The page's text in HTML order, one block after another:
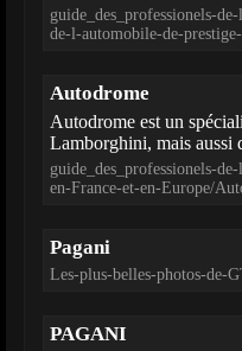
guide_des_professionels-
de-l-automobile-de-
Autodrome
Autodrome est un
Lamborghini, mais aussi
guide_des_professionels-
en-France-et-en-Europe/
Pagani
Les-plus-belles-photos-de-
PAGANI